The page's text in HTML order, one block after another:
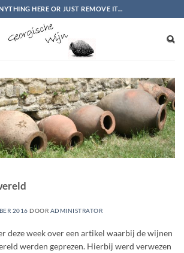
HERE OR JUST REMOVE IT...
2016 DOOR ADMINISTRATOR
deze week over een artikel waarbij de wijnen
werden geprezen. Hierbij werd verwezen